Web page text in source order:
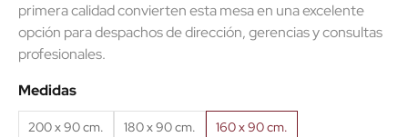
primera calidad convierten esta mesa en una excelente
opción para despachos de dirección, gerencias y consultas
profesionales.
Medidas
200 x 90 cm. 180 x 90 cm.
160 x 90 cm.